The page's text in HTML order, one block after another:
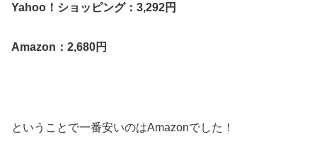
Yahoo！ショッピング：3,292円
Amazon：2,680円
ということで一番安いのはAmazonでした！